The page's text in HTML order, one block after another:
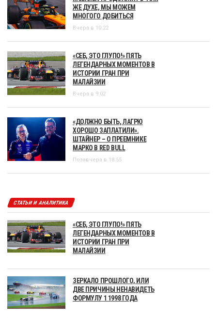
ЖЕ ДУХЕ, МЫ МОЖЕМ
МНОГОГО ДОБИТЬСЯ
Вчера в 10:22
«СЕБ, ЭТО ГЛУПО!» ПЯТЬ
ЛЕГЕНДАРНЫХ МОМЕНТОВ В
ИСТОРИИ ГРАН ПРИ
МАЛАЙЗИИ
Вчера в 9:02
«ДОЛЖНО БЫТЬ, ЛАГРЮ
ХОРОШО ЗАПЛАТИЛИ».
ШТАЙНЕР – О ПРЕЕМНИКЕ
МАРКО В RED BULL
Позавчера в 18:55
СТАТЬИ И АНАЛИТИКА
«СЕБ, ЭТО ГЛУПО!» ПЯТЬ
ЛЕГЕНДАРНЫХ МОМЕНТОВ В
ИСТОРИИ ГРАН ПРИ
МАЛАЙЗИИ
ЗЕРКАЛО ПРОШЛОГО, ИЛИ
ДВЕ ПРИЧИНЫ НЕНАВИДЕТЬ
ФОРМУЛУ 1 1998 ГОДА